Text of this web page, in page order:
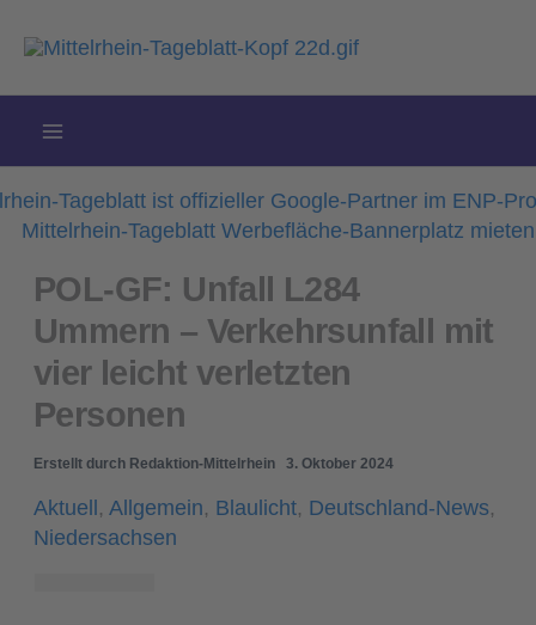
Inhalt
POL-GF: Unfall L284
Ummern – Verkehrsunfall mit
vier leicht verletzten
Personen
Erstellt durch Redaktion-Mittelrhein 3. Oktober 2024
Aktuell,Allgemein, Blaulicht, Deutschland-News,
Niedersachsen